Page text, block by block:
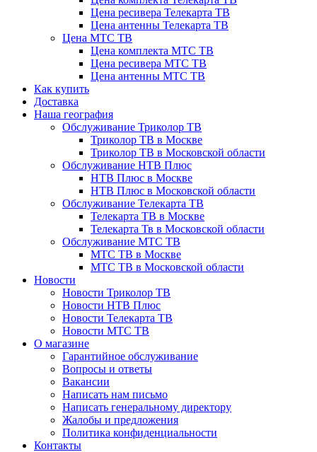
Цена ресивера Телекарта ТВ
Цена антенны Телекарта ТВ
Цена МТС ТВ
Цена комплекта МТС ТВ
Цена ресивера МТС ТВ
Цена антенны МТС ТВ
Как купить
Доставка
Наша география
Обслуживание Триколор ТВ
Триколор ТВ в Москве
Триколор ТВ в Московской области
Обслуживание НТВ Плюс
НТВ Плюс в Москве
НТВ Плюс в Московской области
Обслуживание Телекарта ТВ
Телекарта ТВ в Москве
Телекарта Тв в Московской области
Обслуживание МТС ТВ
МТС ТВ в Москве
МТС ТВ в Московской области
Новости
Новости Триколор ТВ
Новости НТВ Плюс
Новости Телекарта ТВ
Новости МТС ТВ
О магазине
Гарантийное обслуживание
Вопросы и ответы
Вакансии
Написать нам письмо
Написать генеральному директору
Жалобы и предложения
Политика конфиденциальности
Контакты